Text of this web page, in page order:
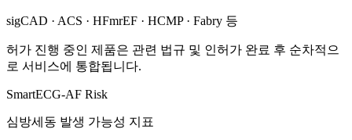
sigCAD · ACS · HFmrEF · HCMP · Fabry 등
허가 진행 중인 제품은 관련 법규 및 인허가 완료 후 순차적으
로 서비스에 통합됩니다.
SmartECG-AF Risk
심방세동 발생 가능성 지표